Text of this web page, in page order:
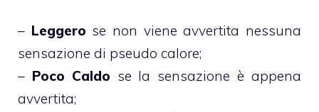
– Leggero se non viene avvertita nessuna
sensazione di pseudo calore;
– Poco Caldo se la sensazione è appena
avvertita;